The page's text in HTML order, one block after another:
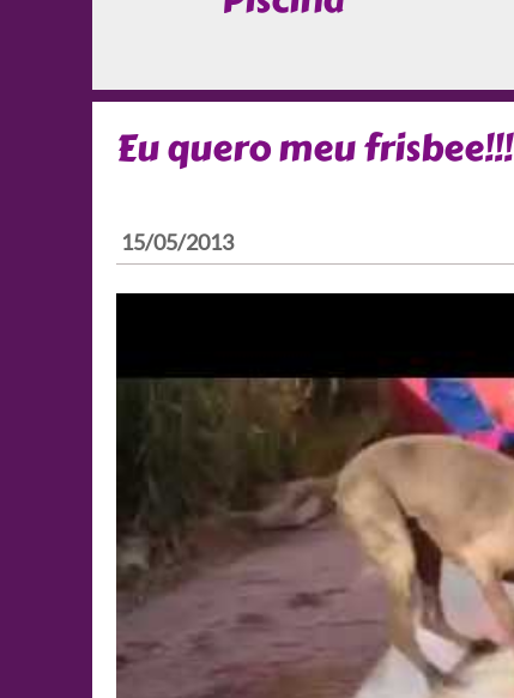
Eu quero meu frisbee!!!
15/05/2013